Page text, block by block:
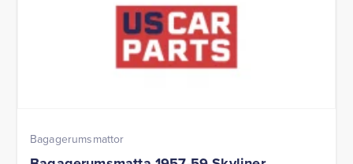
Bagagerumsmattor